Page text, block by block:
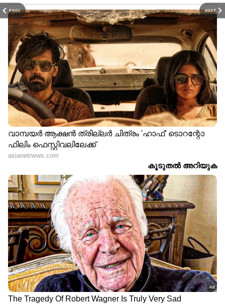
PREV NEXT